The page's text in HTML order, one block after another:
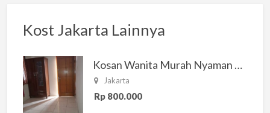
Kost Jakarta Lainnya
Kosan Wanita Murah Nyaman di Jakarta Selatan
Jakarta
Rp 800.000